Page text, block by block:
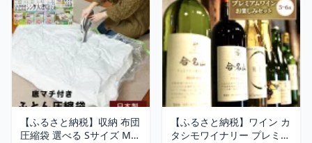
度)かかります。
【ふるさと納税】収納 布団
圧縮袋 選べる Sサイズ Mサ
【ふるさと納税】ワイン カ
タシモワイナリー プレミア